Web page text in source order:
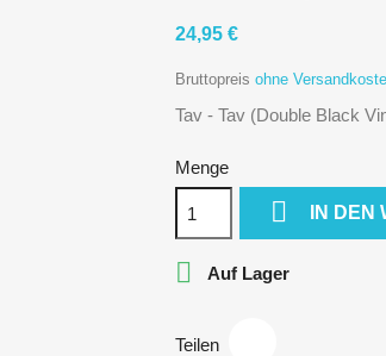
24,95 €
Bruttopreis ohne
Tav - Tav (Double Black
Menge
 IN DEN
 Auf Lager
Teilen